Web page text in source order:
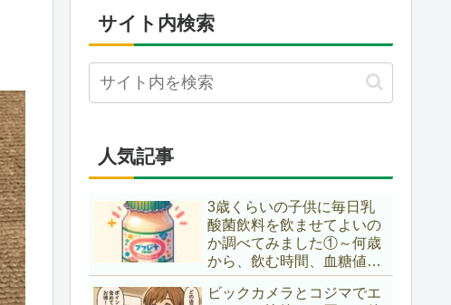
サイト内検索
人気記事
3歳くらいの子供に毎日乳
酸菌飲料を飲ませてよいの
か調べてみました①～何歳
から、飲む時間、血糖値ス
パイク～
ビックカメラとコジマでエ